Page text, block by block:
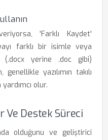
'Farklı Kaydet'
farklı bir isimle veya
(.docx yerine .doc gibi)
yazılımın takılı
yardımcı olur.
Ve Destek Süreci
olduğunu ve geliştirici